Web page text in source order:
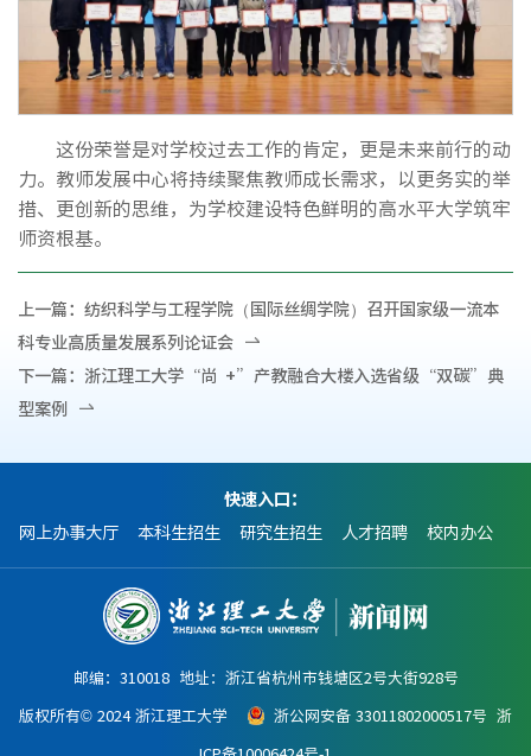
这份荣誉是对学校过去工作的肯定，更是未来前行的动
力。教师发展中心将持续聚焦教师成长需求，以更务实的举
措、更创新的思维，为学校建设特色鲜明的高水平大学筑牢
师资根基。
上一篇： 纺织科学与工程学院（国际丝绸学院）召开国家级一流本
科专业高质量发展系列论证会
下一篇： 浙江理工大学“尚 +”产教融合大楼入选省级“双碳”典
型案例
快速入口：
网上办事大厅
本科生招生 研究生招生 人才招聘 校内办公
邮编：310018 地址：浙江省杭州市钱塘区2号大街928号
版权所有© 2024 浙江理工大学
浙公网安备 33011802000517号 浙